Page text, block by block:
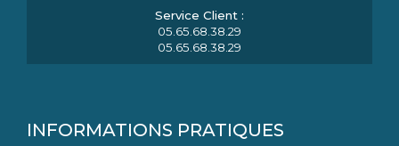
05.65.68.38.29
05.65.68.38.29
INFORMATIONS PRATIQUES